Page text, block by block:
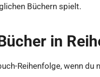
Büchern spielt.
in
Reihenfolge, wenn du